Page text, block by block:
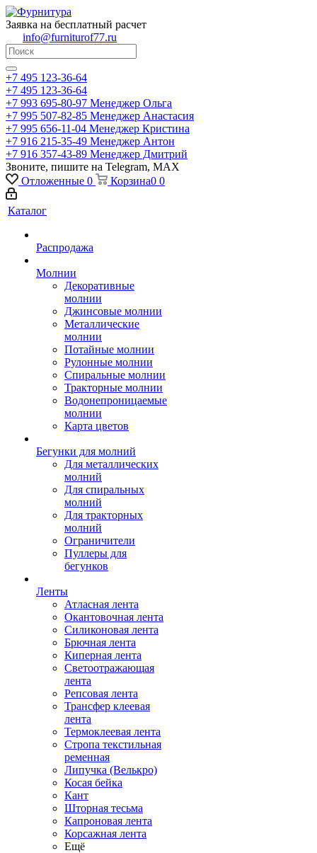
Заявка на бесплатный расчет
info@furniturof77.ru
+7 495 123-36-64
+7 495 123-36-64
+7 993 695-80-97 Менеджер Ольга
+7 995 507-82-85 Менеджер Анастасия
+7 995 656-11-04 Менеджер Кристина
+7 916 215-35-49 Менеджер Антон
+7 916 357-43-89 Менеджер Дмитрий
Звоните, пишите на Telegram, MAX
Отложенные 0 Корзина0 0
Каталог
Распродажа
Молнии
Декоративные
молнии
Джинсовые молнии
Металлические
молнии
Потайные молнии
Рулонные молнии
Спиральные молнии
Тракторные молнии
Водонепроницаемые
молнии
Карта цветов
Бегунки для молний
Для металлических
молний
Для спиральных
молний
Для тракторных
молний
Ограничители
Пуллеры для
бегунков
Ленты
Атласная лента
Окантовочная лента
Силиконовая лента
Брючная лента
Киперная лента
Светоотражающая
лента
Репсовая лента
Трансфер клеевая
лента
Термоклеевая лента
Стропа текстильная
ременная
Липучка (Велькро)
Косая бейка
Кант
Шторная тесьма
Капроновая лента
Корсажная лента
Ещё